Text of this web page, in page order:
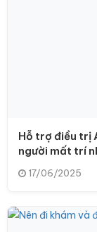
Hỗ trợ điều trị
người mất trí
17/06/2025